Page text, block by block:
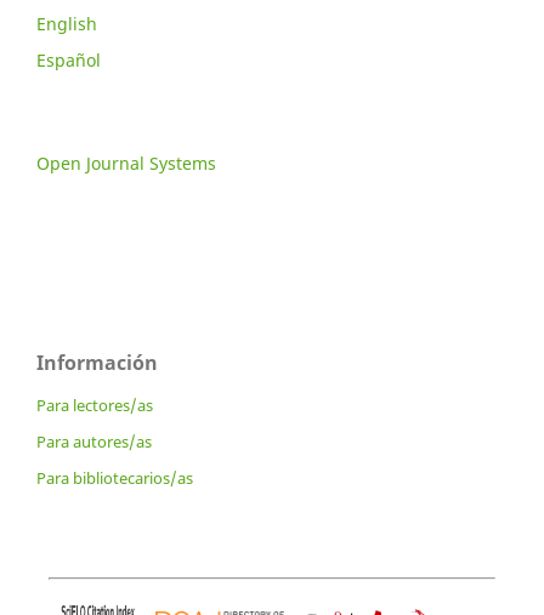
English
Español
Open Journal Systems
Información
Para lectores/as
Para autores/as
Para bibliotecarios/as